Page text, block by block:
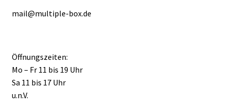
mail@multiple-box.de
Öffnungszeiten:
Mo – Fr 11 bis 19 Uhr
Sa 11 bis 17 Uhr
u.n.V.